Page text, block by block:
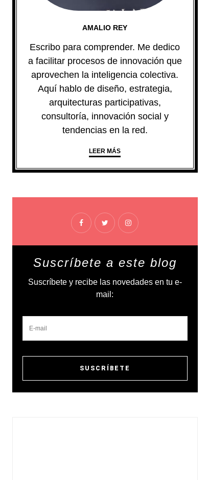
AMALIO REY
Escribo para comprender. Me dedico
a facilitar procesos de innovación que
aprovechen la inteligencia colectiva.
Aquí hablo de diseño, estrategia,
arquitecturas participativas,
consultoría, innovación social y
tendencias en la red.
LEER MÁS
Suscríbete a este blog
Suscríbete y recibe las novedades en tu e-
mail: